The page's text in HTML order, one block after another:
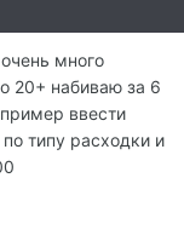
много
20+ набиваю за 6
ввести
типу расходки и